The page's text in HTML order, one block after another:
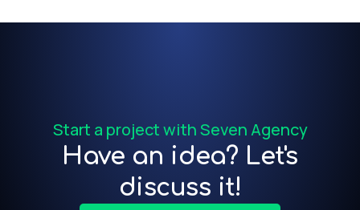
Start a project with Seven Agency
Have an idea? Let's
discuss it!